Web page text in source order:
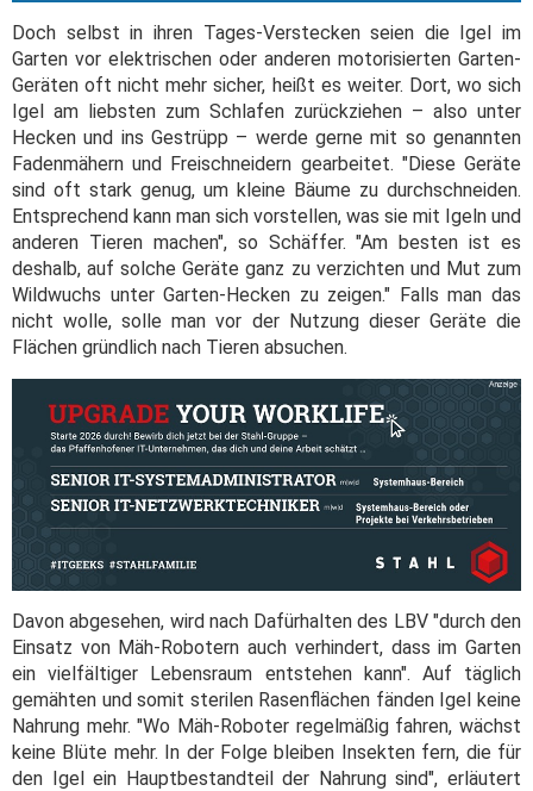
Doch selbst in ihren Tages-Verstecken seien die Igel im
Garten vor elektrischen oder anderen motorisierten Garten-
Geräten oft nicht mehr sicher, heißt es weiter. Dort, wo sich
Igel am liebsten zum Schlafen zurückziehen – also unter
Hecken und ins Gestrüpp – werde gerne mit so genannten
Fadenmähern und Freischneidern gearbeitet. "Diese Geräte
sind oft stark genug, um kleine Bäume zu durchschneiden.
Entsprechend kann man sich vorstellen, was sie mit Igeln und
anderen Tieren machen", so Schäffer. "Am besten ist es
deshalb, auf solche Geräte ganz zu verzichten und Mut zum
Wildwuchs unter Garten-Hecken zu zeigen." Falls man das
nicht wolle, solle man vor der Nutzung dieser Geräte die
Flächen gründlich nach Tieren absuchen.
Davon abgesehen, wird nach Dafürhalten des LBV "durch den
Einsatz von Mäh-Robotern auch verhindert, dass im Garten
ein vielfältiger Lebensraum entstehen kann". Auf täglich
gemähten und somit sterilen Rasenflächen fänden Igel keine
Nahrung mehr. "Wo Mäh-Roboter regelmäßig fahren, wächst
keine Blüte mehr. In der Folge bleiben Insekten fern, die für
den Igel ein Hauptbestandteil der Nahrung sind", erläutert